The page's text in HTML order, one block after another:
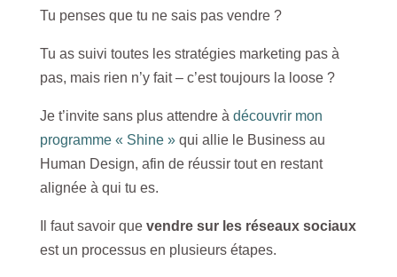
Tu penses que tu ne sais pas vendre ?
Tu as suivi toutes les stratégies marketing pas à
pas, mais rien n’y fait – c’est toujours la loose ?
Je t’invite sans plus attendre à découvrir mon
programme « Shine »qui allie le Business au
Human Design, afin de réussir tout en restant
alignée à qui tu es.
Il faut savoir quevendre sur les réseaux sociaux
est un processus en plusieurs étapes.